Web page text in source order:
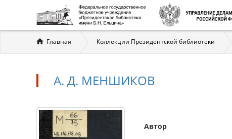
Вы
здесь
Главная Коллекции Президентской библиотеки
А. Д. МЕНШИКОВ
Автор